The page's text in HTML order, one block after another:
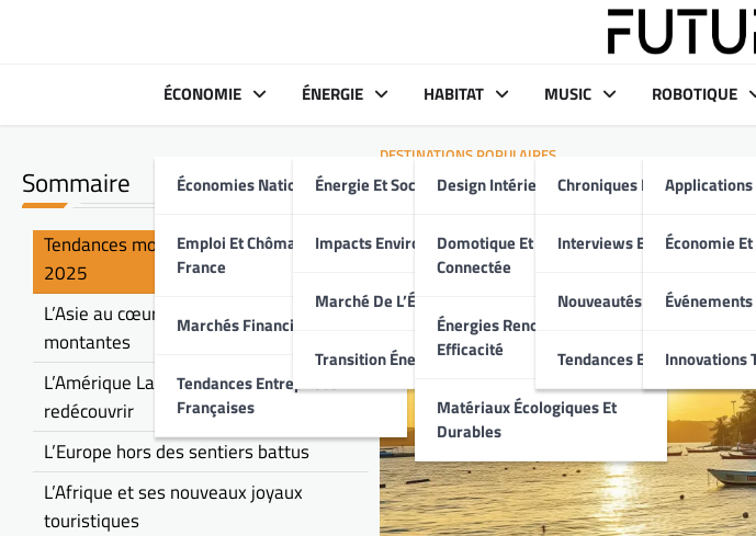
ÉCONOMIE
Économies Nationales
Emploi Et Chômage En
France
Marchés Financiers Français
Tendances Entreprises
Françaises
ÉNERGIE
Énergie Et Société
Impacts Environnementaux
Marché De L’Énergie
Transition Énergétique
HABITAT
Design Intérieur Moderne
Domotique Et Maison
Connectée
Énergies Renouvelables Et
Efficacité
Matériaux Écologiques Et
Durables
MUSIC
Chroniques Et Critiques
Interviews Et Portraits
Nouveautés Musicales
Tendances Et Événements
ROBOTIQUE
Économie Et
Innovations
DESTINATIONS POPULAIRES
Destinations
touristiques à
Sommaire
Tendances mondiales du tourisme pour
2025
L’Asie au cœur des destinations
montantes
L’Amérique Latine, un continent à
redécouvrir
L’Europe hors des sentiers battus
L’Afrique et ses nouveaux joyaux
touristiques